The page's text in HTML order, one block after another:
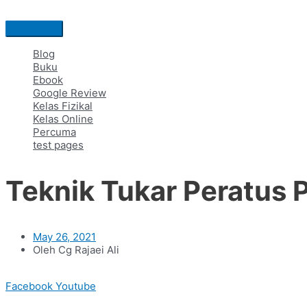
to
contentMain
Menu
Blog
Buku
Ebook
Google Review
Kelas Fizikal
Kelas Online
Percuma
test pages
Teknik Tukar Peratus
May 26, 2021
Oleh Cg Rajaei Ali
Facebook Youtube